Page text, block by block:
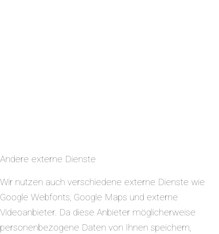
Andere externe Dienste
Wir nutzen auch verschiedene externe Dienste wie
Google Webfonts, Google Maps und externe
Videoanbieter. Da diese Anbieter möglicherweise
personenbezogene Daten von Ihnen speichern,